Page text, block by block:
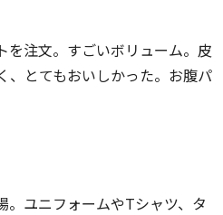
を注文。すごいボリューム。皮
、とてもおいしかった。お腹パ
。ユニフォームやTシャツ、タ